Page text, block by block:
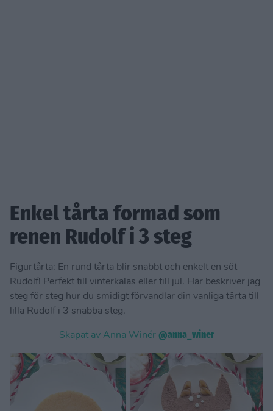
Enkel tårta formad som
renen Rudolf i 3 steg
Figurtårta: En rund tårta blir snabbt och enkelt en söt
Rudolf! Perfekt till vinterkalas eller till jul. Här beskriver jag
steg för steg hur du smidigt förvandlar din vanliga tårta till
lilla Rudolf i 3 snabba steg.
Skapat av Anna Winér @anna_winer